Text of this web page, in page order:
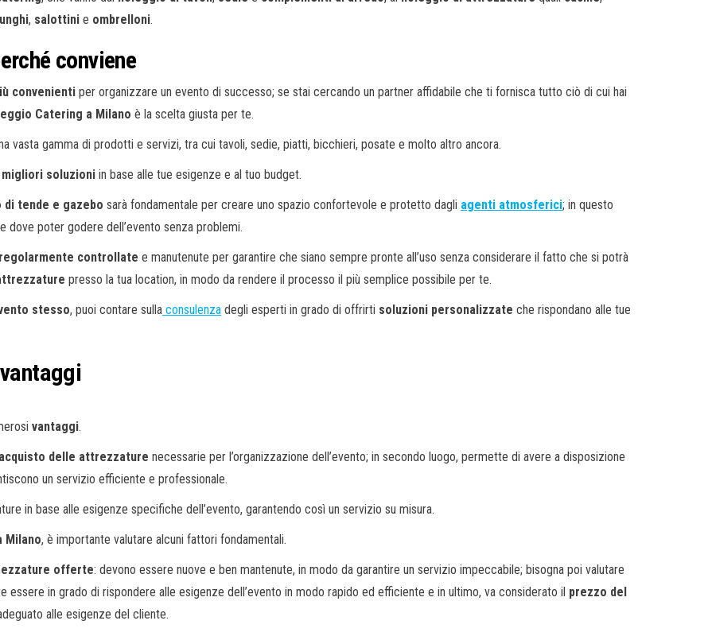
, salottini e ombrelloni.
conviene
convenienti per organizzare un evento di successo; se stai cercando un partner affidabile che ti fornisca tutto ciò di cui hai
Catering a Milano è la scelta giusta per te.
vasta gamma di prodotti e servizi, tra cui tavoli, sedie, piatti, bicchieri, posate e molto altro ancora.
migliori soluzioni in base alle tue esigenze e al tuo budget.
di tende e gazebo sarà fondamentale per creare uno spazio confortevole e protetto dagli agenti atmosferici; in questo
poter godere dell’evento senza problemi.
regolarmente controllate e manutenute per garantire che siano sempre pronte all’uso senza considerare il fatto che si potrà
presso la tua location, in modo da rendere il processo il più semplice possibile per te.
stesso, puoi contare sulla consulenza degli esperti in grado di offrirti soluzioni personalizzate che rispondano alle tue
vantaggi.
delle attrezzature necessarie per l’organizzazione dell’evento; in secondo luogo, permette di avere a disposizione
un servizio efficiente e professionale.
in base alle esigenze specifiche dell’evento, garantendo così un servizio su misura.
Milano, è importante valutare alcuni fattori fondamentali.
offerte: devono essere nuove e ben mantenute, in modo da garantire un servizio impeccabile; bisogna poi valutare
essere in grado di rispondere alle esigenze dell’evento in modo rapido ed efficiente e in ultimo, va considerato il prezzo del
alle esigenze del cliente.